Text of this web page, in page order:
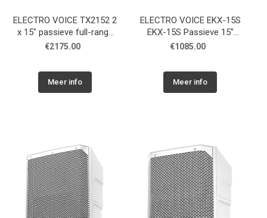
ELECTRO VOICE TX2152 2
x 15" passieve full-range
speaker, 102 dB, 1000 W
€2175.00
Meer info
ELECTRO VOICE EKX-15S
EKX-15S Passieve 15"
subwoofer
€1085.00
Meer info